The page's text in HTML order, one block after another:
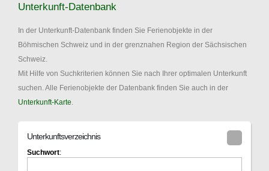
Unterkunft-Datenbank
In der Unterkunft-Datenbank finden Sie Ferienobjekte in der
Böhmischen Schweiz und in der grenznahen Region der Sächsischen
Schweiz.
Mit Hilfe von Suchkriterien können Sie nach Ihrer optimalen Unterkunft
suchen. Alle Ferienobjekte der Datenbank finden Sie auch in der
Unterkunft-Karte
Unterkunftsverzeichnis
Suchwort: